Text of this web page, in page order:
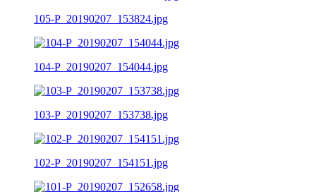
105-P_20190207_153824.jpg
104-P_20190207_154044.jpg
103-P_20190207_153738.jpg
102-P_20190207_154151.jpg